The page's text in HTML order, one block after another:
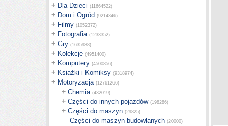
+ Dla Dzieci (11664522)
+ Dom i Ogród (9214346)
+ Filmy (1052372)
+ Fotografia (1233352)
+ Gry (1635988)
+ Kolekcje (4951400)
+ Komputery (4500856)
+ Książki i Komiksy (9318974)
+ Motoryzacja (12761266)
+ Chemia (432019)
+ Części do innych pojazdów (198286)
+ Części do maszyn (29825)
Części do maszyn budowlanych (20000)